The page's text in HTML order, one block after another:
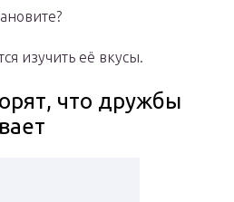
изучить её вкусы.
что дружбы